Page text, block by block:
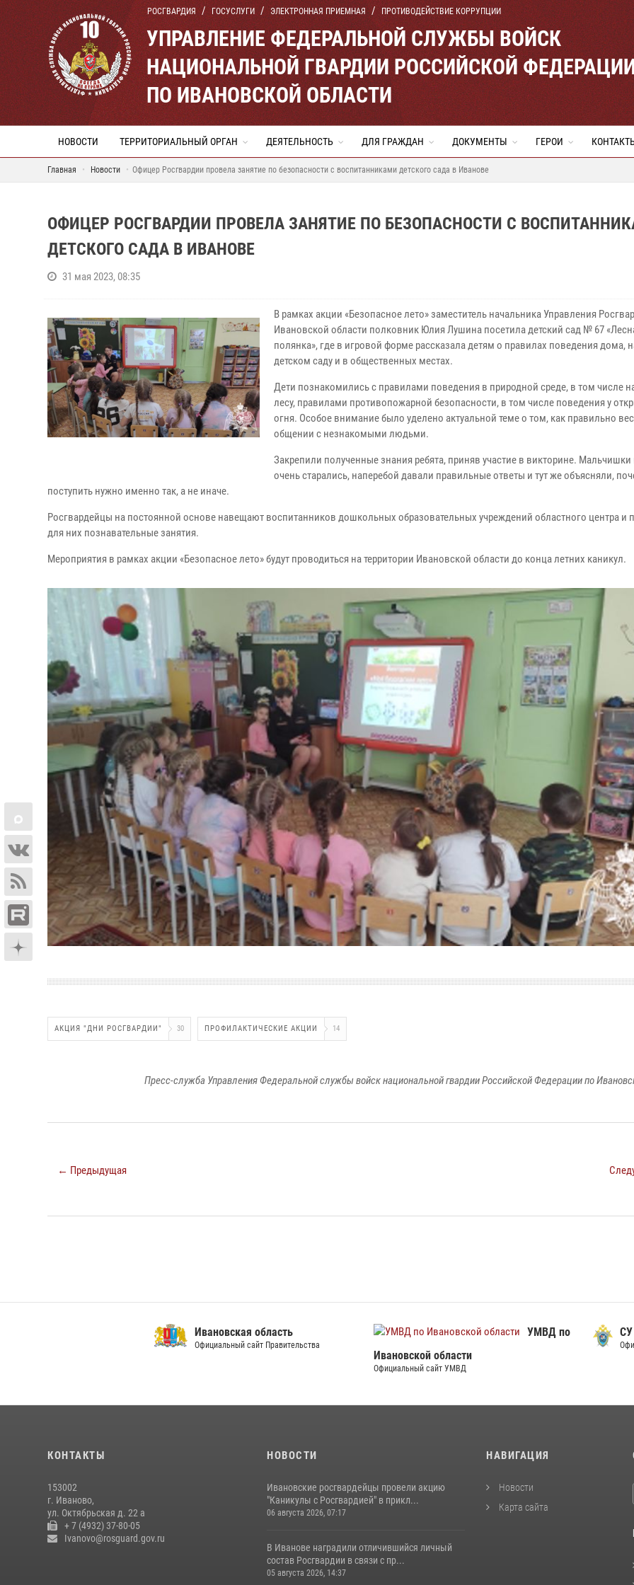
РОСГВАРДИЯ ГОСУСЛУГИ ЭЛЕКТРОННАЯ ПРИЕМНАЯ ПРОТИВОДЕЙСТВИЕ КОРРУПЦИИ
УПРАВЛЕНИЕ ФЕДЕРАЛЬНОЙ СЛУЖБЫ ВОЙСК
НАЦИОНАЛЬНОЙ ГВАРДИИ РОССИЙСКОЙ
ПО ИВАНОВСКОЙ ОБЛАСТИ
НОВОСТИ ТЕРРИТОРИАЛЬНЫЙ ОРГАН ДЕЯТЕЛЬНОСТЬ ДЛЯ ГРАЖДАН ДОКУМЕНТЫ ГЕРОИ
Главная Новости Офицер Росгвардии провела занятие по безопасности с воспитанниками детского сада в Иванове
ОФИЦЕР РОСГВАРДИИ ПРОВЕЛА ЗАНЯТИЕ ПО БЕЗОПАСНОСТИ С
ДЕТСКОГО САДА В ИВАНОВЕ
31 мая 2023, 08:35
В рамках акции «Безопасное лето» заместитель начальника Управления
Ивановской области полковник Юлия Лушина посетила детский сад № 67
полянка», где в игровой форме рассказала детям о правилах поведения дома,
детском саду и в общественных местах.
Дети познакомились с правилами поведения в природной среде, в том числе
лесу, правилами противопожарной безопасности, в том числе поведения у
огня. Особое внимание было уделено актуальной теме о том, как правильно
общении с незнакомыми людьми.
Закрепили полученные знания ребята, приняв участие в викторине.
очень старались, наперебой давали правильные ответы и тут же объясняли,
поступить нужно именно так, а не иначе.
Росгвардейцы на постоянной основе навещают воспитанников дошкольных образовательных учреждений областного центра и
для них познавательные занятия.
Мероприятия в рамках акции «Безопасное лето» будут проводиться на территории Ивановской области до конца летних каникул.
АКЦИЯ "ДНИ РОСГВАРДИИ" 30 ПРОФИЛАКТИЧЕСКИЕ АКЦИИ 14
Пресс-служба Управления Федеральной службы войск национальной гвардии Российской Федерации по
← Предыдущая
Ивановская область
Официальный сайт Правительства
УМВД по
СУ СК по Ивановской
Официальный сайт СУ СК
КОНТАКТЫ
153002
г. Иваново,
ул. Октябрьская д. 22 а
+ 7 (4932) 37-80-05
Ivanovo@rosguard.gov.ru
НОВОСТИ
Ивановские росгвардейцы провели акцию
"Каникулы с Росгвардией" в прикл...
06 августа 2026, 07:17
В Иванове наградили отличившийся личный
состав Росгвардии в связи с пр...
05 августа 2026, 14:37
НАВИГАЦИЯ
Новости
Карта сайта